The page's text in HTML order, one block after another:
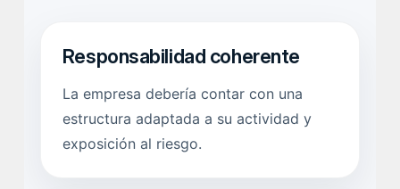
Responsabilidad coherente
La empresa debería contar con una
estructura adaptada a su actividad y
exposición al riesgo.